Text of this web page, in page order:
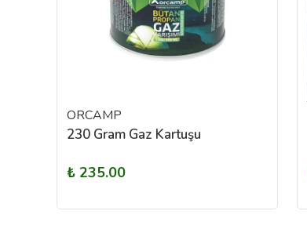
ORCAMP
230 Gram Gaz Kartuşu
₺ 235.00